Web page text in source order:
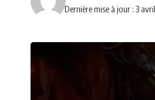
Dernière mise à jour : 3